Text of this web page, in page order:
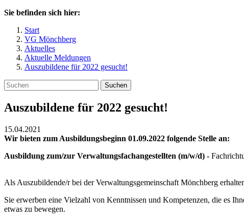
Sie befinden sich hier:
Start
VG Mönchberg
Aktuelles
Aktuelle Meldungen
Auszubildene für 2022 gesucht!
Suchen
Auszubildene für 2022 gesucht!
15.04.2021
Wir bieten zum Ausbildungsbeginn 01.09.2022 folgende Stelle an:
Ausbildung zum/zur Verwaltungsfachangestellten (m/w/d) -
Als Auszubildende/r bei der Verwaltungsgemeinschaft Mönchberg
Sie erwerben eine Vielzahl von Kenntnissen und Kompetenzen, die es
etwas zu bewegen.